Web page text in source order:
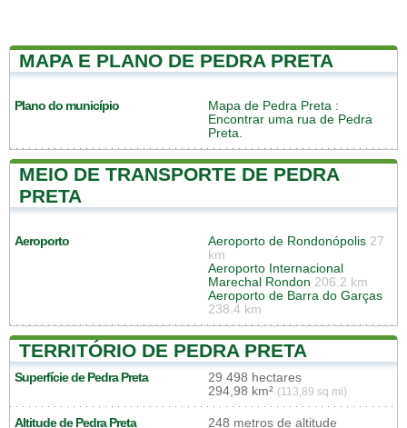
MAPA E PLANO DE PEDRA PRETA
Plano do município Mapa de Pedra Preta :
Encontrar uma rua de Pedra
Preta.
MEIO DE TRANSPORTE DE PEDRA
PRETA
Aeroporto Aeroporto de Rondonópolis 27
km
Aeroporto Internacional
Marechal Rondon 206.2 km
Aeroporto de Barra do Garças
238.4 km
TERRITÓRIO DE PEDRA PRETA
Superfície de Pedra Preta
29 498 hectares
294,98 km² (113,89 sq mi)
Altitude de Pedra Preta 248 metros de altitude